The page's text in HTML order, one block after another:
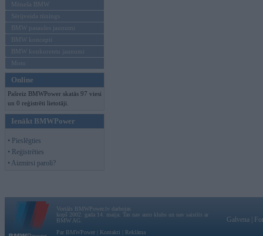
Mēneša BMW
Sērijveida tūnings
BMW pasaules jaunumi
BMW koncepti
BMW konkurentu jaunumi
Moto
Online
Pašreiz BMWPower skatās 97 viesi
un 0 reģistrēti lietotāji.
Ienākt BMWPower
• Pieslēgties
• Reģistrēties
• Aizmirsi paroli?
Vortāls BMWPower.lv darbojas
kopš 2002. gada 14. maija. Tas nav auto klubs un nav saistīts ar
BMW AG.
Par BMWPower
Kontakti Reklāma
Galvena